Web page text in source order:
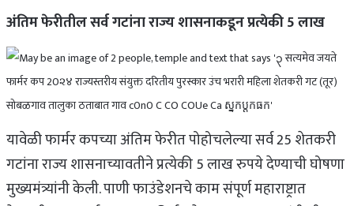
अंतिम फेरीतील सर्व गटांना राज्य शासनाकडून प्रत्येकी 5 लाख
यावेळी फार्मर कपच्या अंतिम फेरीत पोहोचलेल्या सर्व 25 शेतकरी
गटांना राज्य शासनाच्यावतीने प्रत्येकी 5 लाख रुपये देण्याची घोषणा
मुख्यमंत्र्यांनी केली. पाणी फाउंडेशनचे काम संपूर्ण महाराष्ट्रात